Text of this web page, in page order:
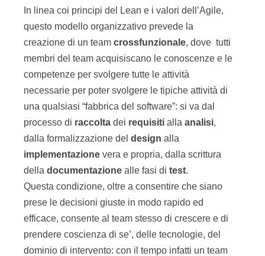
In linea coi principi del Lean e i valori dell’Agile,
questo modello organizzativo prevede la
creazione di un team crossfunzionale, dove tutti
membri del team acquisiscano le conoscenze e le
competenze per svolgere tutte le attività
necessarie per poter svolgere le tipiche attività di
una qualsiasi “fabbrica del software”: si va dal
processo di raccolta dei requisiti alla analisi,
dalla formalizzazione del design alla
implementazione vera e propria, dalla scrittura
della documentazione alle fasi di test.
Questa condizione, oltre a consentire che siano
prese le decisioni giuste in modo rapido ed
efficace, consente al team stesso di crescere e di
prendere coscienza di se’, delle tecnologie, del
dominio di intervento: con il tempo infatti un team